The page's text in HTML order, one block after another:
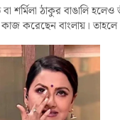
শর্মিলা ঠাকুর বাঙালি
করেছেন বাংলায়। তাহলে